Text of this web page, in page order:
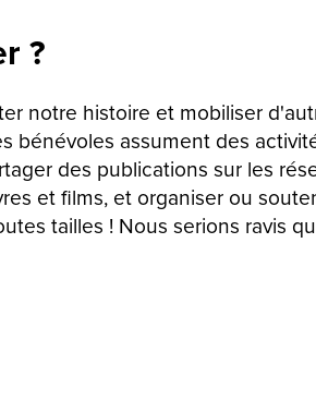
?
notre histoire et mobiliser
bénévoles assument des
des publications sur les
et films, et organiser ou
tailles ! Nous serions ravis